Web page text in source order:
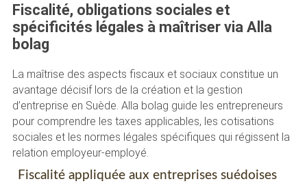
Fiscalité, obligations sociales et
spécificités légales à maîtriser via Alla
bolag
La maîtrise des aspects fiscaux et sociaux constitue un
avantage décisif lors de la création et la gestion
d’entreprise en Suède. Alla bolag guide les entrepreneurs
pour comprendre les taxes applicables, les cotisations
sociales et les normes légales spécifiques qui régissent la
relation employeur-employé.
Fiscalité appliquée aux entreprises suédoises